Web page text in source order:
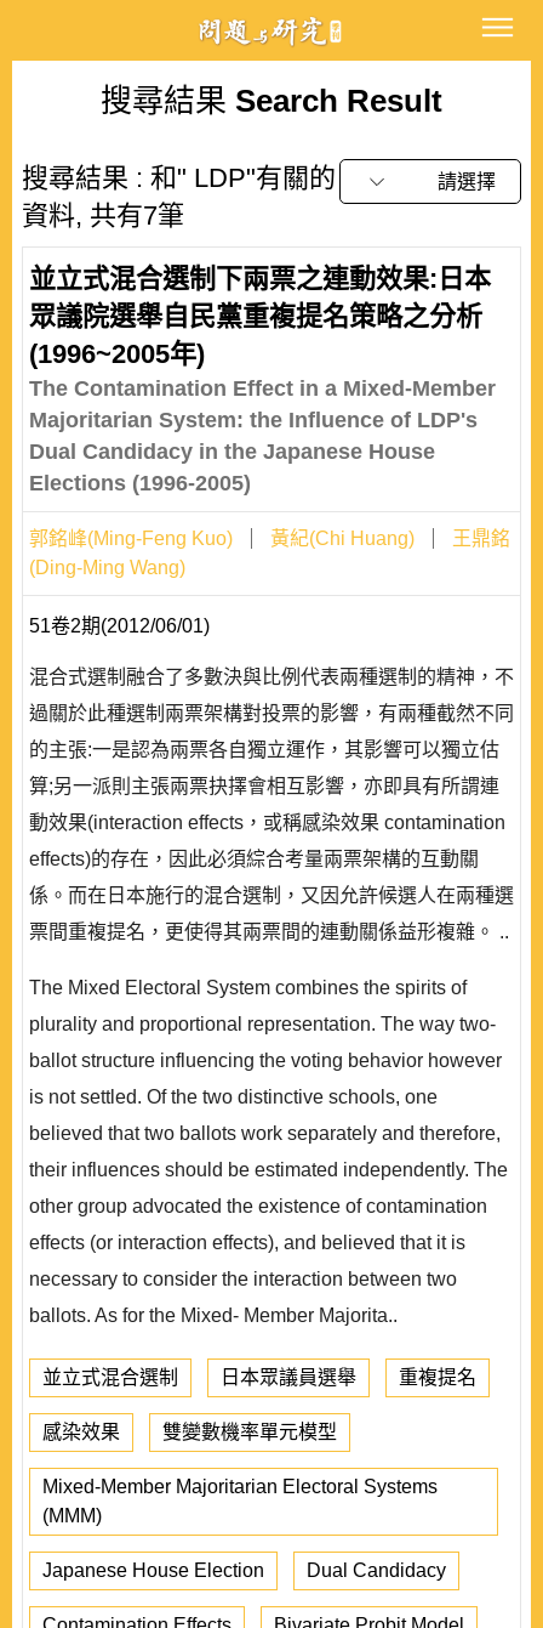
搜尋結果 Search Result
搜尋結果 : 和" LDP"有關的
資料, 共有7筆
請選擇
並立式混合選制下兩票之連動效果:日本
眾議院選舉自民黨重複提名策略之分析
(1996~2005年)
The Contamination Effect in a Mixed-Member
Majoritarian System: the Influence of LDP's
Dual Candidacy in the Japanese House
Elections (1996-2005)
郭銘峰(Ming-Feng Kuo) 黃紀(Chi Huang)
王鼎銘
(Ding-Ming Wang)
51卷2期(2012/06/01)
混合式選制融合了多數決與比例代表兩種選制的精神，不
過關於此種選制兩票架構對投票的影響，有兩種截然不同
的主張:一是認為兩票各自獨立運作，其影響可以獨立估
算;另一派則主張兩票抉擇會相互影響，亦即具有所謂連
動效果(interaction effects，或稱感染效果 contamination
effects)的存在，因此必須綜合考量兩票架構的互動關
係。而在日本施行的混合選制，又因允許候選人在兩種選
票間重複提名，更使得其兩票間的連動關係益形複雜。 ..
The Mixed Electoral System combines the spirits of
plurality and proportional representation. The way two-
ballot structure influencing the voting behavior however
is not settled. Of the two distinctive schools, one
believed that two ballots work separately and therefore,
their influences should be estimated independently. The
other group advocated the existence of contamination
effects (or interaction effects), and believed that it is
necessary to consider the interaction between two
ballots. As for the Mixed- Member Majorita..
並立式混合選制 日本眾議員選舉 重複提名
感染效果 雙變數機率單元模型
Mixed-Member Majoritarian Electoral Systems
(MMM)
Japanese House Election Dual Candidacy